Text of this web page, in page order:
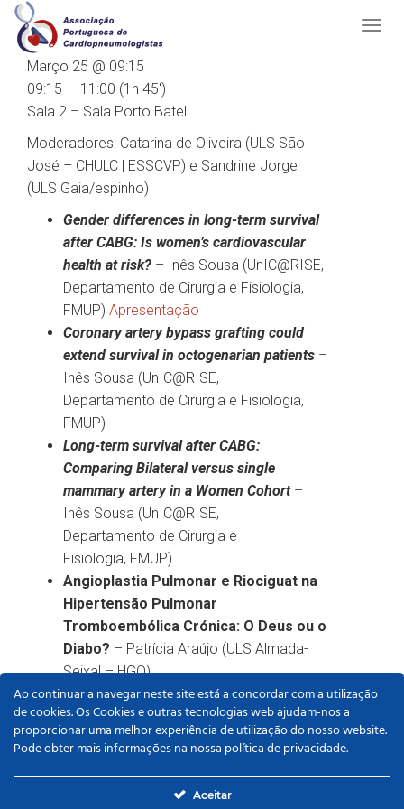
Moderadores: Catarina de Oliveira (ULS São
José – CHULC | ESSCVP) e Sandrine Jorge
(ULS Gaia/espinho)
Gender differences in long-term survival
after CABG: Is women’s cardiovascular
health at risk? – Inês Sousa (UnIC@RISE,
Departamento de Cirurgia e Fisiologia,
FMUP) Apresentação
Coronary artery bypass grafting could
extend survival in octogenarian patients –
Inês Sousa (UnIC@RISE,
Departamento de Cirurgia e Fisiologia,
FMUP)
Long-term survival after CABG:
Comparing Bilateral versus single
mammary artery in a Women Cohort–
Inês Sousa (UnIC@RISE,
Departamento de Cirurgia e
Fisiologia, FMUP)
Angioplastia Pulmonar e Riociguat na
Hipertensão Pulmonar
Tromboembólica Crónica: O Deus ou o
Diabo? – Patrícia Araújo (ULS Almada-
Seixal – HGO)
Atrial Fibrillation Incidence and Predictors
Post-Pacemaker Implantation– Elisabeth
Santos (ULS Gaia/Espinho)
Março 25 @ 09:15
09:15 — 11:00 (1h 45′)
Sala 2 – Sala Porto Batel
Ao continuar a navegar neste site está a concordar com a utilização
de cookies. Os Cookies e outras tecnologias web ajudam-nos a
proporcionar uma melhor experiência de utilização do nosso website.
Pode obter mais informações na nossa política de privacidade.
Aceitar